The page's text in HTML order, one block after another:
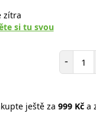
zítra
si tu svou
-
ještě za 999 Kča